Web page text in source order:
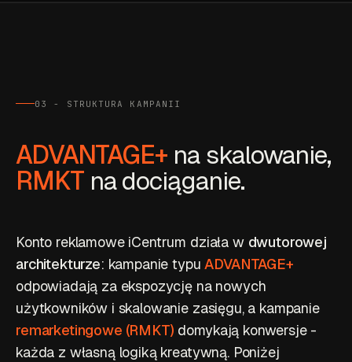
03 - STRUKTURA KAMPANII
ADVANTAGE+ na skalowanie,
RMKT na dociąganie.
Konto reklamowe iCentrum działa w dwutorowej
architekturze: kampanie typuADVANTAGE+
odpowiadają za ekspozycję na nowych
użytkowników i skalowanie zasięgu, a kampanie
remarketingowe (RMKT) domykają konwersje -
każda z własną logiką kreatywną. Poniżej